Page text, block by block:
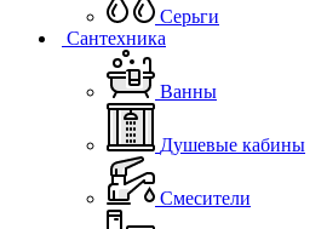
Серьги
Сантехника
Ванны
Душевые кабины
Смесители